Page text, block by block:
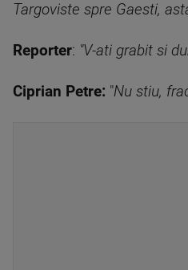
Targoviste spre Gaesti,
Reporter: "V-ati grabit si
Ciprian Petre: "Nu stiu,